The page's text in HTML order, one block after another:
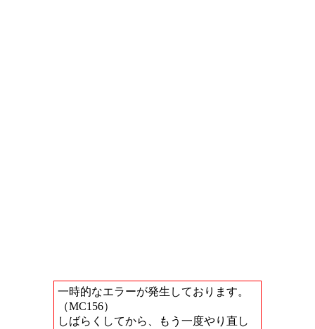
一時的なエラーが発生しております。
（MC156）
しばらくしてから、もう一度やり直し